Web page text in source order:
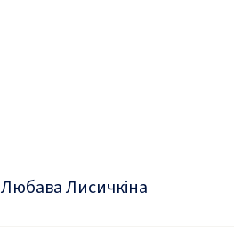
Любава Лисичкіна